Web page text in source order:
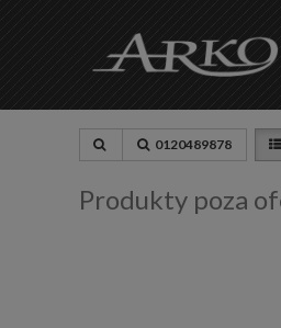
0120489878
Produkty poza